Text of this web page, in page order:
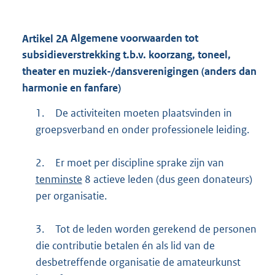
Artikel 2AAlgemene voorwaarden tot
subsidieverstrekking t.b.v. koorzang, toneel,
theater en muziek-/dansverenigingen (anders dan
harmonie en fanfare)
1.
De activiteiten moeten plaatsvinden in
groepsverband en onder professionele leiding.
2.
Er moet per discipline sprake zijn van
tenminste 8 actieve leden (dus geen donateurs)
per organisatie.
3.
Tot de leden worden gerekend de personen
die contributie betalen én als lid van de
desbetreffende organisatie de amateurkunst